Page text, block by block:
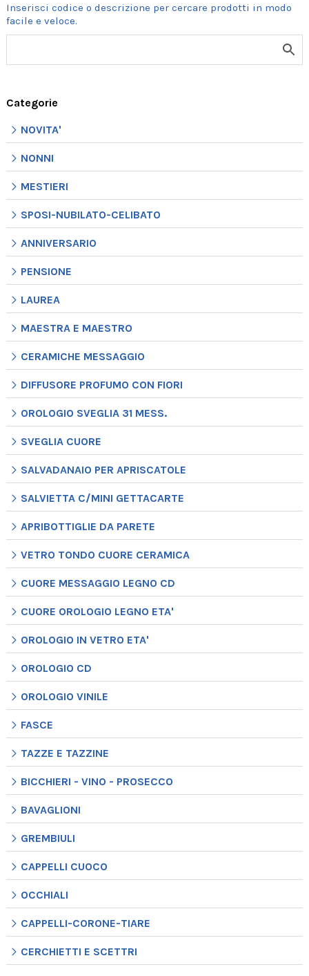
Categorie
NOVITA'
NONNI
MESTIERI
SPOSI-NUBILATO-CELIBATO
ANNIVERSARIO
PENSIONE
LAUREA
MAESTRA E MAESTRO
CERAMICHE MESSAGGIO
DIFFUSORE PROFUMO CON FIORI
OROLOGIO SVEGLIA 31 MESS.
SVEGLIA CUORE
SALVADANAIO PER APRISCATOLE
SALVIETTA C/MINI GETTACARTE
APRIBOTTIGLIE DA PARETE
VETRO TONDO CUORE CERAMICA
CUORE MESSAGGIO LEGNO CD
CUORE OROLOGIO LEGNO ETA'
OROLOGIO IN VETRO ETA'
OROLOGIO CD
OROLOGIO VINILE
FASCE
TAZZE E TAZZINE
BICCHIERI - VINO - PROSECCO
BAVAGLIONI
GREMBIULI
CAPPELLI CUOCO
OCCHIALI
CAPPELLI-CORONE-TIARE
CERCHIETTI E SCETTRI